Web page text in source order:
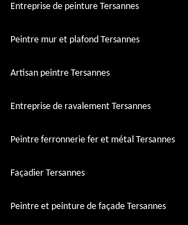
Entreprise de peinture Tersannes
Peintre mur et plafond Tersannes
Artisan peintre Tersannes
Entreprise de ravalement Tersannes
Peintre ferronnerie fer et métal Tersannes
Façadier Tersannes
Peintre et peinture de façade Tersannes